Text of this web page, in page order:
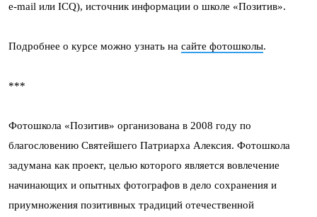
e-mail или ICQ), источник информации о школе «Позитив».
Подробнее о курсе можно узнать на сайте фотошколы.
***
Фотошкола «Позитив» организована в 2008 году по
благословению Святейшего Патриарха Алексия. Фотошкола
задумана как проект, целью которого является вовлечение
начинающих и опытных фотографов в дело сохранения и
приумножения позитивных традиций отечественной